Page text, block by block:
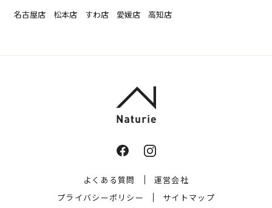
名古屋店
松本店 すわ店 愛媛店 高知店
よくある質問
運営会社
プライバシーポリシー
サイトマップ